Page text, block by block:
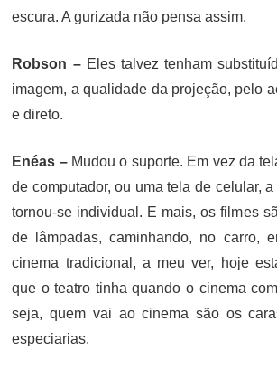
escura. A gurizada não pensa assim.
Robson –Eles talvez tenham
imagem, a qualidade da projeção, pelo
e direto.
Enéas –Mudou o suporte. Em vez da
de computador, ou uma tela de celular,
tornou-se individual. E mais, os filmes
de lâmpadas, caminhando, no carro,
cinema tradicional, a meu ver, hoje
que o teatro tinha quando o cinema
seja, quem vai ao cinema são os
especiarias.